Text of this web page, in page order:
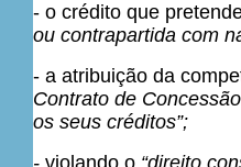
- o crédito que
ou contrapartida com
- a atribuição da
Contrato de
os seus créditos”;
- violando o “direito